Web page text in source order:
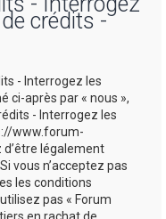
crédits -
- Interrogez les
ci-après par « nous »,
- Interrogez les
www.forum-
légalement
vous n’acceptez pas
les conditions
pas « Forum
en rachat de